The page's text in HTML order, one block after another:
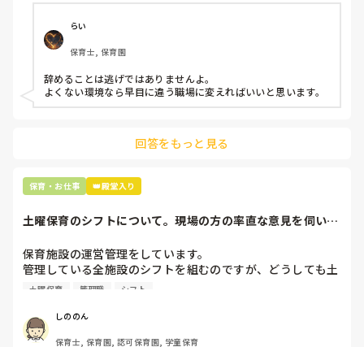
今で言う不適切保育も
仕方ないよね
もう何も言わずに
子どもの言いなりになればいいんだね
などいう意見で…
上の先生に相談することは難しそうです。
最後の職場にしようと思っていましたが
辞めることは逃げ、と、過去辞めた人も何年も言われ続けて
います
らい
保育士, 保育園
辞めることは逃げではありませんよ。
よくない環境なら早目に違う職場に変えればいいと思います。
回答をもっと見る
保育・お仕事 👑殿堂入り
土曜保育のシフトについて。現場の方の率直な意見を伺いた
保育施設の運営管理をしています。
管理している全施設のシフトを組むのですが、どうしても土
曜保育だけは入れる方が少なく、いつも苦労しています。
て入職しているはずですが、いざ勤務が始まると一日も土曜
出勤が出来ない方ばかりです。
土曜保育 管理職 シフト
しののん
保育士, 保育園, 認可保育園, 学童保育